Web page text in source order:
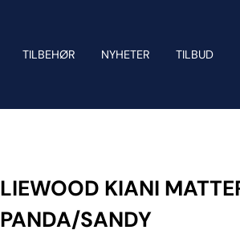
TILBEHØR NYHETER TILBUD
LIEWOOD KIANI
PANDA/SANDY